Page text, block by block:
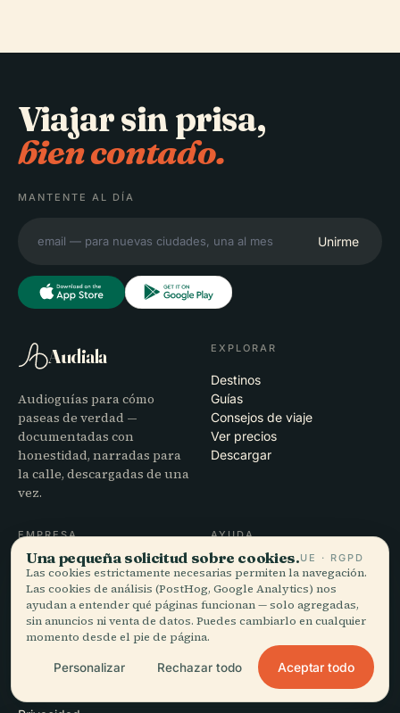
Viajar sin prisa,
bien contado.
MANTENTE AL DÍA
Unirme
Audiala
Audioguías para cómo
paseas de verdad —
documentadas con
honestidad, narradas para
la calle, descargadas de una
vez.
EXPLORAR
Destinos
Guías
Consejos de viaje
Ver precios
Descargar
EMPRESA
Nosotros
Proceso editorial
Misión
AYUDA
Soporte
Solución de problemas de la
app
Contacto
Colabora con nosotros
Una pequeña solicitud sobre cookies.UE · RGPD
Las cookies estrictamente necesarias permiten la navegación.
Las cookies de análisis (PostHog, Google Analytics) nos
ayudan a entender qué páginas funcionan — solo agregadas,
sin anuncios ni venta de datos. Puedes cambiarlo en cualquier
momento desde el pie de página.
Personalizar Rechazar todo Aceptar todo